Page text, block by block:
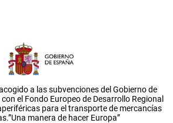
a las subvenciones del Gobierno de
el Fondo Europeo de Desarrollo Regional
para el transporte de mercancías
manera de hacer Europa”